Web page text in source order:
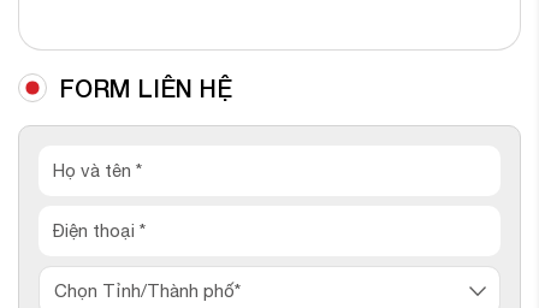
FORM LIÊN HỆ